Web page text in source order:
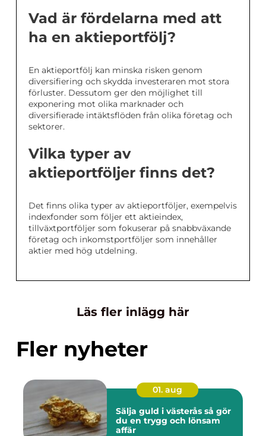
Vad är fördelarna med att
ha en aktieportfölj?
En aktieportfölj kan minska risken genom
diversifiering och skydda investeraren mot stora
förluster. Dessutom ger den möjlighet till
exponering mot olika marknader och
diversifierade intäktsflöden från olika företag och
sektorer.
Vilka typer av
aktieportföljer finns det?
Det finns olika typer av aktieportföljer, exempelvis
indexfonder som följer ett aktieindex,
tillväxtportföljer som fokuserar på snabbväxande
företag och inkomstportföljer som innehåller
aktier med hög utdelning.
Läs fler inlägg här
Fler nyheter
01. aug
Sälja guld i västerås så gör
du en trygg och lönsam
affär